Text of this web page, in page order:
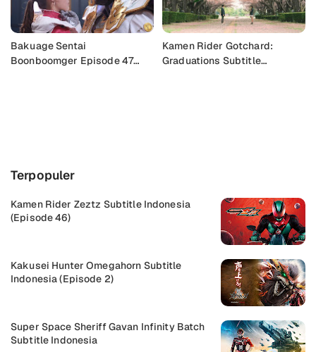
Bakuage Sentai
Boonboomger Episode 47
Kamen Rider Gotchard:
Graduations Subtitle
Terpopuler
Kamen Rider Zeztz Subtitle Indonesia
(Episode 46)
Kakusei Hunter Omegahorn Subtitle
Indonesia (Episode 2)
Super Space Sheriff Gavan Infinity Batch
Subtitle Indonesia